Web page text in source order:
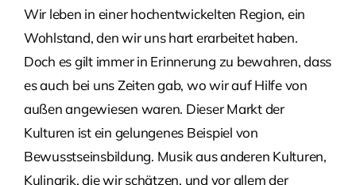
Wir leben in einer hochentwickelten Region, ein
Wohlstand, den wir uns hart erarbeitet haben.
Doch es gilt immer in Erinnerung zu bewahren, dass
es auch bei uns Zeiten gab, wo wir auf Hilfe von
außen angewiesen waren. Dieser Markt der
Kulturen ist ein gelungenes Beispiel von
Bewusstseinsbildung. Musik aus anderen Kulturen,
Kulinarik, die wir schätzen, und vor allem der